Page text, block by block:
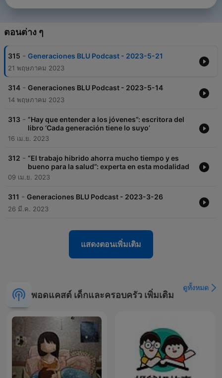
ตอนต่าง ๆ
315 - Generaciones BLU Podcast - 2023-5-21
21 พฤษภาคม 2023
314 - Generaciones BLU Podcast - 2023-5-14
14 พฤษภาคม 2023
313 - “Hay que entender a los jóvenes”: escritora del
libro ‘Cada generación tiene lo suyo’
16 เม.ย. 2023
312 - “El trabajo hibrido ahorra mucho tiempo y es
bueno para la salud”: experta en esta modalidad
09 เม.ย. 2023
311 - Generaciones BLU Podcast - 2023-3-26
26 มี.ค. 2023
แสดงตอนเพิ่มเติม
พอดแคสต์ เด็กและครอบครัว เพิ่มเติม
ดูทั้งหมด